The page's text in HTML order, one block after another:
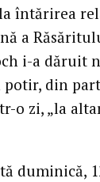
întărirea
a
i-a dăruit
din
o zi, „la
duminică,